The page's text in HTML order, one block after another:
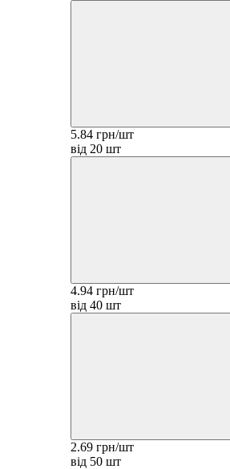
5.84 грн/шт
від 20 шт
4.94 грн/шт
від 40 шт
2.69 грн/шт
від 50 шт